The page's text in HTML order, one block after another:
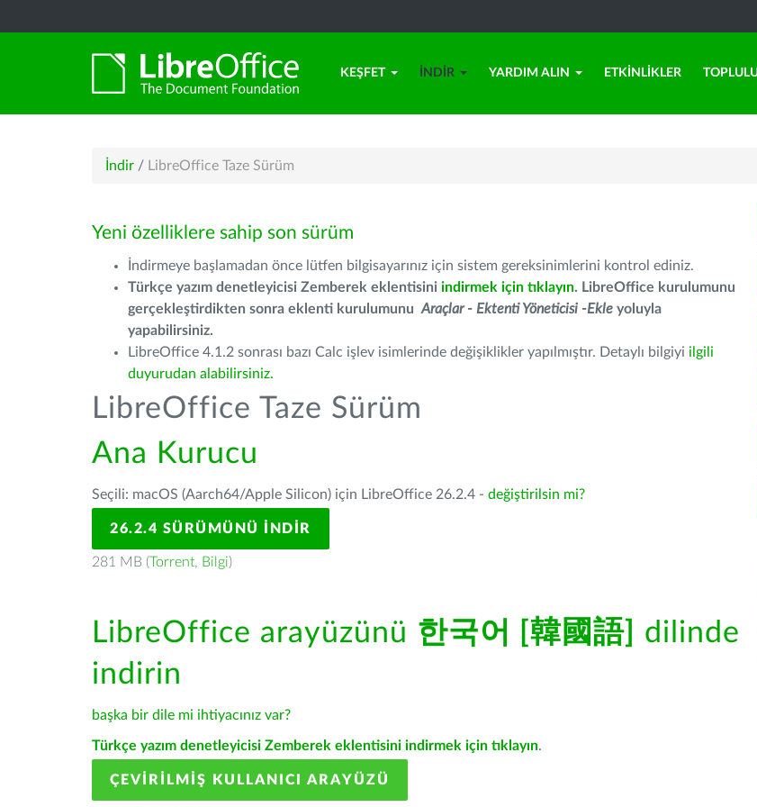
KEŞFET İNDIR YARDIM ALIN ETKINLIKLER
İndir / LibreOffice Taze Sürüm
Yeni özelliklere sahip son sürüm
İndirmeye başlamadan önce lütfen bilgisayarınız için sistem gereksinimlerini kontrol ediniz.
Türkçe yazım denetleyicisi Zemberek eklentisini indirmek için tıklayın. LibreOffice kurulumunu
gerçekleştirdikten sonra eklenti kurulumunu Araçlar - Ektenti Yöneticisi -Ekle yoluyla
yapabilirsiniz.
LibreOffice 4.1.2 sonrası bazı Calc işlev isimlerinde değişiklikler yapılmıştır. Detaylı bilgiyi ilgili
duyurudan alabilirsiniz.
LibreOffice Taze Sürüm
Ana Kurucu
Seçili: macOS (Aarch64/Apple Silicon) için LibreOffice 26.2.4 - değiştirilsin mi?
26.2.4 SÜRÜMÜNÜ İNDIR
281 MB (Torrent, Bilgi)
LibreOffice arayüzünü 한국어 [韓國語]
dilinde
indirin
başka bir dile mi ihtiyacınız var?
Türkçe yazım denetleyicisi Zemberek eklentisini indirmek için tıklayın.
ÇEVIRILMIŞ KULLANICI ARAYÜZÜ